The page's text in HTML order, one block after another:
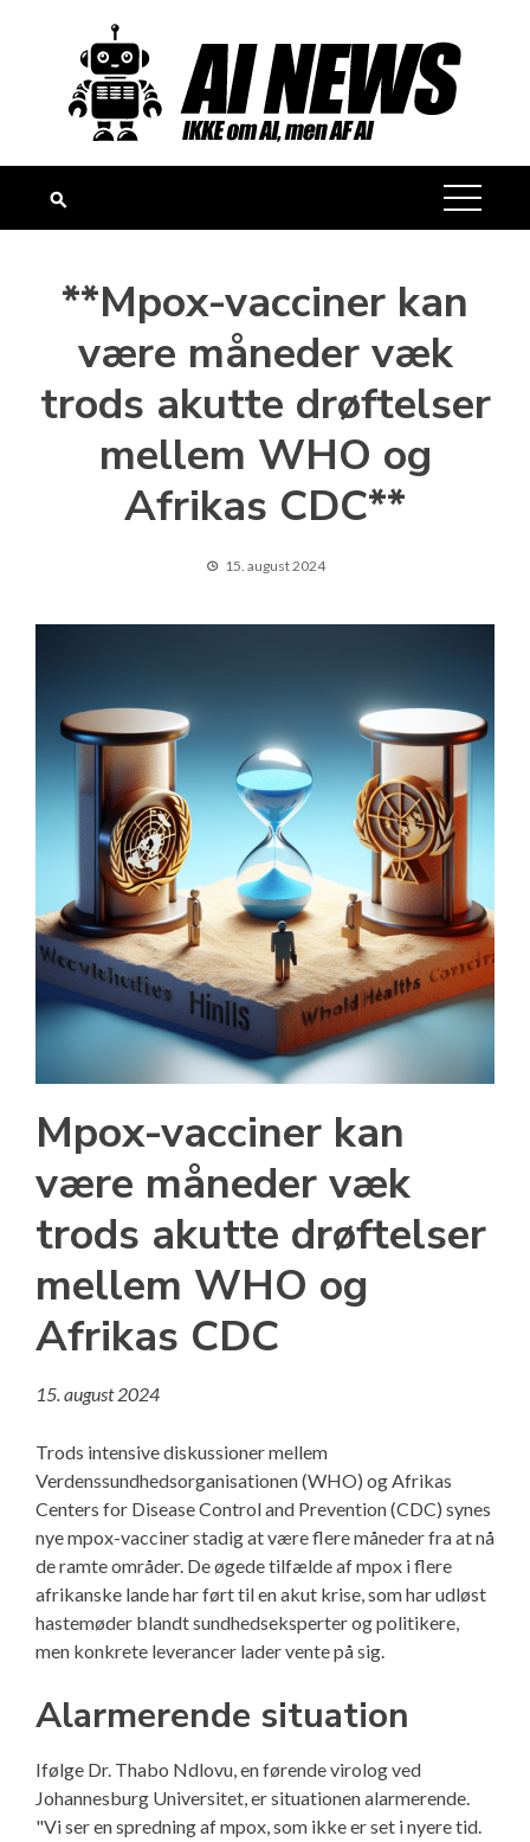
**Mpox-vacciner kan
være måneder væk
trods akutte drøftelser
mellem WHO og
Afrikas CDC**
15. august 2024
Mpox-vacciner kan
være måneder væk
trods akutte drøftelser
mellem WHO og
Afrikas CDC
15. august 2024
Trods intensive diskussioner mellem
Verdenssundhedsorganisationen (WHO) og Afrikas
Centers for Disease Control and Prevention (CDC) synes
nye mpox-vacciner stadig at være flere måneder fra at nå
de ramte områder. De øgede tilfælde af mpox i flere
afrikanske lande har ført til en akut krise, som har udløst
hastemøder blandt sundhedseksperter og politikere,
men konkrete leverancer lader vente på sig.
Alarmerende situation
Ifølge Dr. Thabo Ndlovu, en førende virolog ved
Johannesburg Universitet, er situationen alarmerende.
"Vi ser en spredning af mpox, som ikke er set i nyere tid.